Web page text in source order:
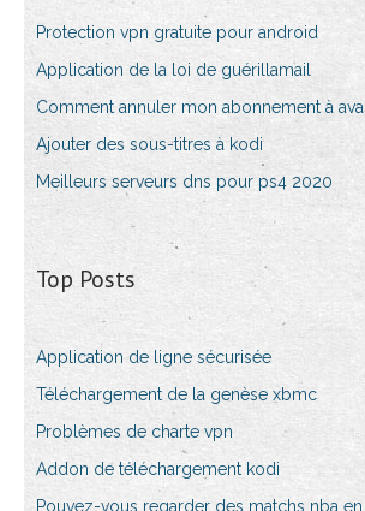
Protection vpn gratuite pour android
Application de la loi de guérillamail
Comment annuler mon abonnement à
Ajouter des sous-titres à kodi
Meilleurs serveurs dns pour ps4 2020
Top Posts
Application de ligne sécurisée
Téléchargement de la genèse xbmc
Problèmes de charte vpn
Addon de téléchargement kodi
Pouvez-vous regarder des matchs nba